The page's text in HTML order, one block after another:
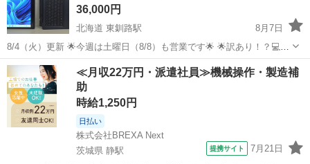
36,000円
北海道 東釧路駅
8月7日
8/4（火）更新 🌟今週は土曜日（8/8）も営業です🌟 🌟訳あり！？💻１
万円台💰パソコン💻あります🙌🙌🙌 👉一部キートップ外れ👊18,000
円‼️ https://jmty.jp/hokkaido/sale-pc...
北海道 釧路市 東釧路駅 タブレットPC メモリ
≪月収22万円・派遣社員≫機械操作・製造補
助
時給1,250円
日払い
株式会社BREXA Next
茨城県 静駅
提携サイト 7月21日